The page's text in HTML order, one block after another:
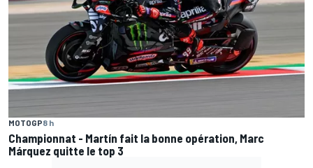
MOTOGP8 h
Championnat - Martín fait la bonne opération, Marc
Márquez quitte le top 3